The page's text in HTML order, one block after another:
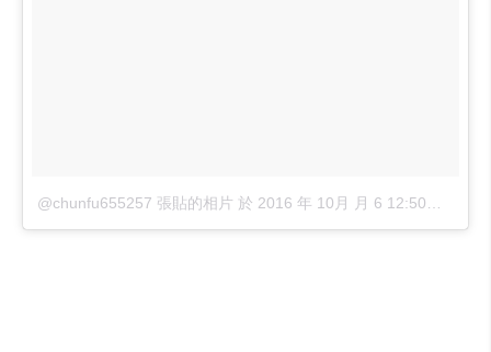
@chunfu655257 張貼的相片 於 2016 年 10月 月 6 12:50上午 PDT